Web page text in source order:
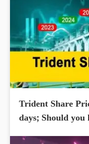
Trident Share
days; Should you